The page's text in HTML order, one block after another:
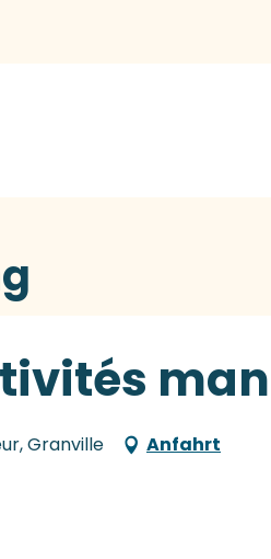
Granville Anfahrt